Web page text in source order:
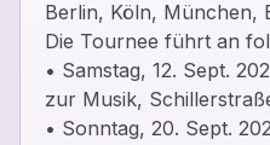
Berlin, Köln, München,
Die Tournee führt an
• Samstag, 12. Sept.
zur Musik,
• Sonntag, 20. Sept.